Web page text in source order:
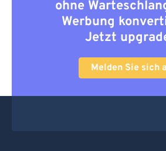
ohne
Werbung
Jetzt
Melden Sie sich